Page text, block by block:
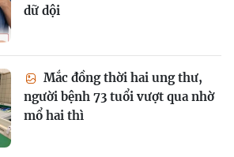
dữ dội
Mắc đồng thời hai ung thư,
người bệnh 73 tuổi vượt qua nhờ
mổ hai thì